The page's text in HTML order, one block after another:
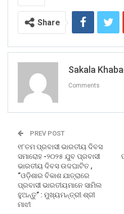
Share
Sakala
Comments
PREV POST
୧୮ତମ ପ୍ରବାସୀ ଭାରତୀୟ ଦିବସ
ସମାରୋହ -୨୦୨୫ ଯୁବ ପ୍ରବାସୀ
ଭାରତୀୟ ଦିବସ ଉଦଘାଟିତ ,
“ଓଡ଼ିଶାର ବିକାଶ ଯାତ୍ରାରେ
ପ୍ରବାସୀ ଭାରତୀୟମାନେ ସାମିଲ
ହୁଅନ୍ତୁ” : ମୁଖ୍ୟମନ୍ତ୍ରୀ ଶ୍ରୀ
ମାଝୀ